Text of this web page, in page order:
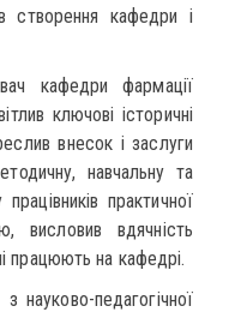
створення кафедри і
кафедри фармації
ключові історичні
внесок і заслуги
навчальну та
практичної
висловив вдячність
працюють на кафедрі.
науково-педагогічної